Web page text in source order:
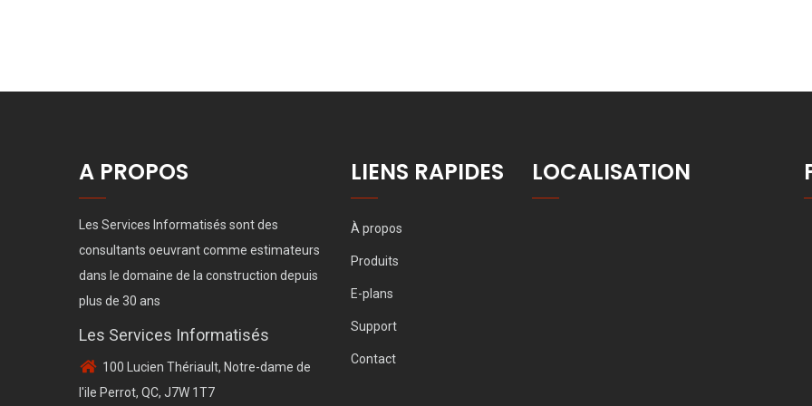
A PROPOS
Les Services Informatisés sont des
consultants oeuvrant comme estimateurs
dans le domaine de la construction depuis
plus de 30 ans
Les Services Informatisés
100 Lucien Thériault, Notre-dame de
l'ile Perrot, QC, J7W 1T7
LIENS RAPIDES
À propos
Produits
E-plans
Support
Contact
LOCALISATION